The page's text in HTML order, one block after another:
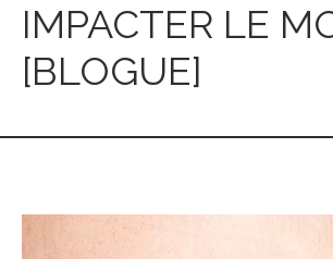
IMPACTER LE
[BLOGUE]